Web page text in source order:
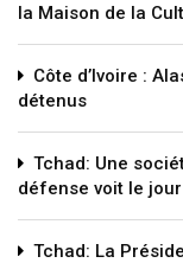
la Maison de la
Côte d’Ivoire :
détenus
Tchad: Une
défense voit le jour
Tchad: La